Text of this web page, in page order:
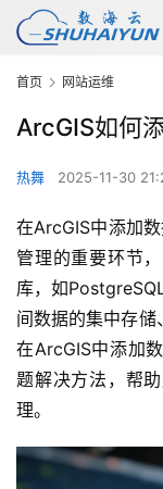
首页 网站运维
ArcGIS如何
热舞 2025-11-30
在ArcGIS中添加
管理的重要环节
库，如
间数据的集中存
在ArcGIS中添加
题解决方法，帮
理。